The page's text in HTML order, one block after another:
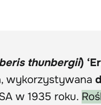
thunbergii)
wykorzystywana
w 1935 roku.